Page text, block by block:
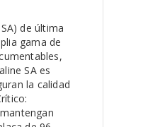
de última
gama de
SA es
la calidad